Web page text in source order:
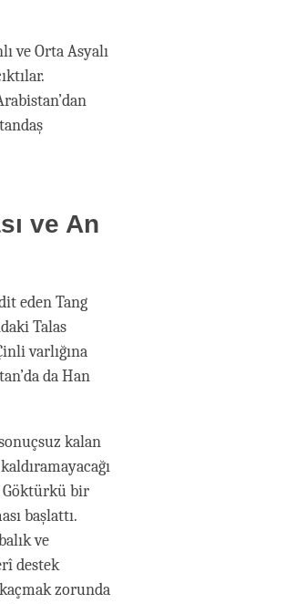
ve Orta Asyalı
ve An
eden Tang
Talas
varlığına
da Han
kalan
Göktürkü bir
başlattı.
ve
destek
zorunda